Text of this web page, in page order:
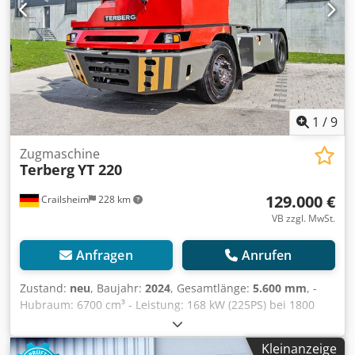
(kg): 1426 Bereifung vorne: Superelastik nicht kreidend
Bereifung hinten: Superelastik nicht kreidend Batterie-
Baujahr: 2019 Batterie-Kapazität (Ah): 260 Batterie-
Spannung (V): 48 Zubehör: Vollkabine mit Heizung.
Scheibenwischer vorne & hinten. STVZO. Blinker usw.
Codpfxoyft Ido Apvsrf Blitzleuchte. Rote Sicherheitslampe
vorne. Anhängerkupplung. Mitgänger Tasten. Spiegeln.
Bemerkung: LI-Ion Batterie. Fahrmotor Leistung: 4,5 kW.
Zugkraft: 1600 N / 6500 N. L: 1813 mm. B: 996 mm.
1 /9
Crailsheim 228 km
Zugmaschine
TerbergYT 220
129.000 €
VB zzgl. MwSt.
Anfragen Anrufen
Zustand: neu, Baujahr: 2024, Gesamtlänge: 5.600 mm, -
Hubraum: 6700 cm³ - Leistung: 168 kW (225PS) bei 1800
U/min - Drehmoment: 1186 Nm bei 1300 U/min - Getriebe:
Allison, Typ 3000 - Automatikgetriebe mit 6 Gängen
Kleinanzeige